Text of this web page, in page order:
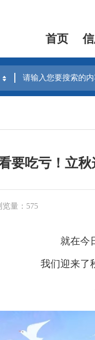
首页
要吃亏！立
览量：575
就在今
我们迎来了